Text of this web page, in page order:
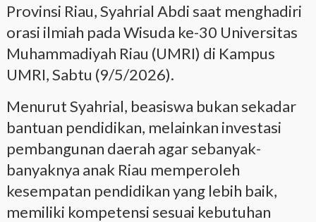
Provinsi Riau, Syahrial Abdi saat menghadiri
orasi ilmiah pada Wisuda ke-30 Universitas
Muhammadiyah Riau (UMRI) di Kampus
UMRI, Sabtu (9/5/2026).
Menurut Syahrial, beasiswa bukan sekadar
bantuan pendidikan, melainkan investasi
pembangunan daerah agar sebanyak-
banyaknya anak Riau memperoleh
kesempatan pendidikan yang lebih baik,
memiliki kompetensi sesuai kebutuhan